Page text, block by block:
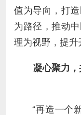
值为导向，打
为路径，推动
理为视野，提升
凝心聚力
“再造一个